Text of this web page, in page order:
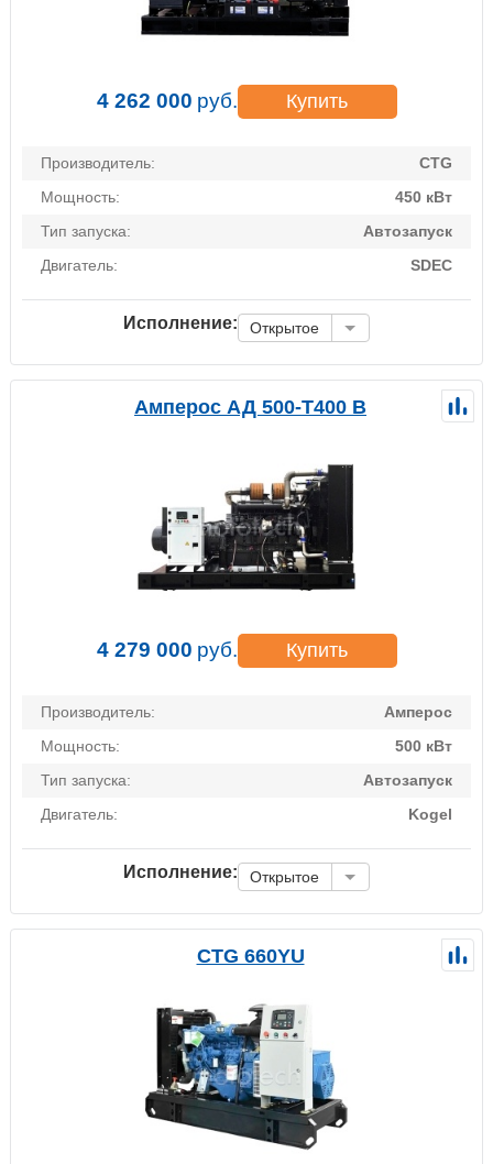
4 262 000 руб. Купить
Производитель:
CTG
Мощность:
450 кВт
Тип запуска:
Автозапуск
Двигатель:
SDEC
Исполнение: Открытое
Амперос АД 500-Т400 B
4 279 000 руб. Купить
Производитель:
Амперос
Мощность:
500 кВт
Тип запуска:
Автозапуск
Двигатель:
Kogel
Исполнение: Открытое
CTG 660YU